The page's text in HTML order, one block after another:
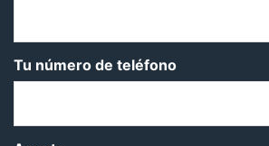
Tu número de teléfono